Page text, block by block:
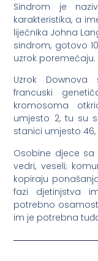
Sindrom je
karakteristika, a
liječnika Johna
sindrom, gotovo
uzrok poremećaju.
Uzrok
francuski
kromosoma
umjesto 2, tu su
stanici umjesto
Osobine djece sa
vedri, veseli;
kopiraju
fazi djetinjstva
potrebno
im je potrebna